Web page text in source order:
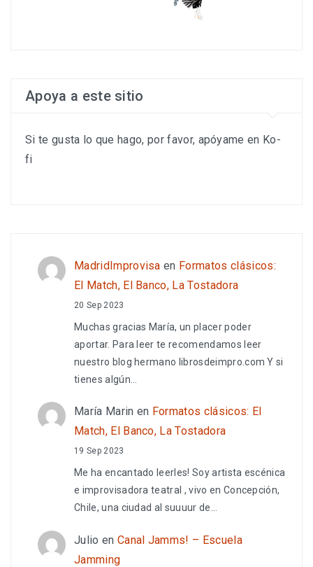
Apoya a este sitio
Si te gusta lo que hago, por favor, apóyame en Ko-
fi
MadridImprovisa en Formatos clásicos:
El Match, El Banco, La Tostadora
20 Sep 2023
Muchas gracias María, un placer poder
aportar. Para leer te recomendamos leer
nuestro blog hermano librosdeimpro.com Y si
tienes algún…
María Marin en Formatos clásicos: El
Match, El Banco, La Tostadora
19 Sep 2023
Me ha encantado leerles! Soy artista escénica
e improvisadora teatral , vivo en Concepción,
Chile, una ciudad al suuuur de…
Julio en Canal Jamms! – Escuela
Jamming